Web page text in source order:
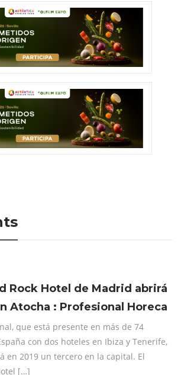
Rock Hotel de Madrid abrirá
Atocha : Profesional Horeca
que está presente en más de 74
con dos hoteles en Ibiza y Tenerife,
en 2019 un tercero en la capital. El
[…]